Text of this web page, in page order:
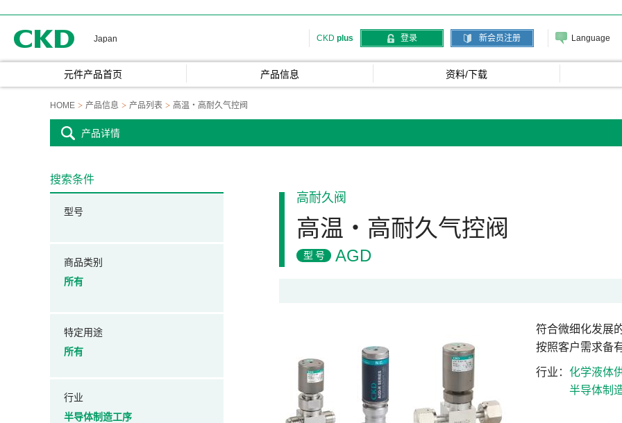
Japan CKD plus 登录 新会员注册 Language
元件产品首页 产品信息 资料/下载
HOME 产品信息 产品列表 高温・高耐久气控阀
产品详情
高耐久阀
高温・高耐久气控阀
型号 AGD
符合微细化发展
按照客户需求备
行业
化学液体
半导体制
搜索条件
型号
商品类别
所有
特定用途
所有
行业
半导体制造工序